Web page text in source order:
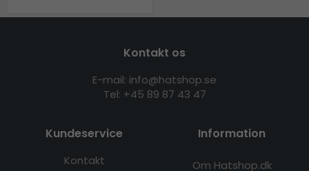
Kontakt os
E-mail: info@hatshop.se
Tel: +45 89 87 43 47
Kundeservice
Kontakt
Information
Om Hatshop.dk